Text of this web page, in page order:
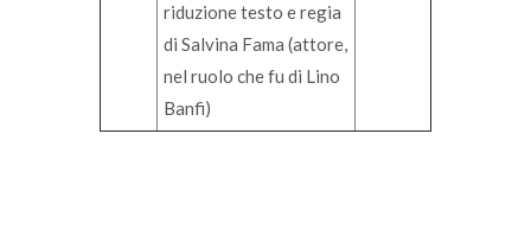
riduzione testo e regia
di Salvina Fama (attore,
nel ruolo che fu di Lino
Banfi)